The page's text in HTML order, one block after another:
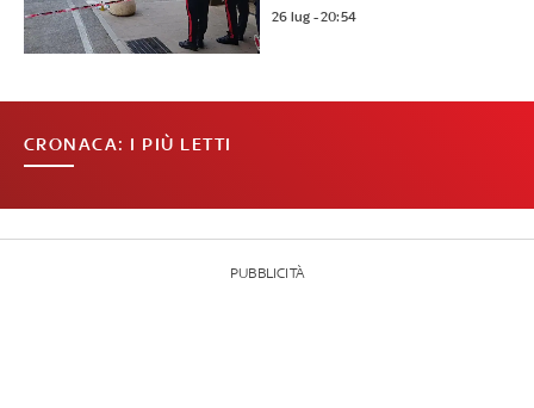
26 lug - 20:54
CRONACA: I PIÙ LETTI
PUBBLICITÀ